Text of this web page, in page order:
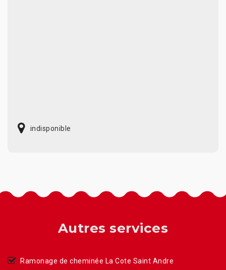
indisponible
Autres services
Ramonage de cheminée La Cote Saint Andre